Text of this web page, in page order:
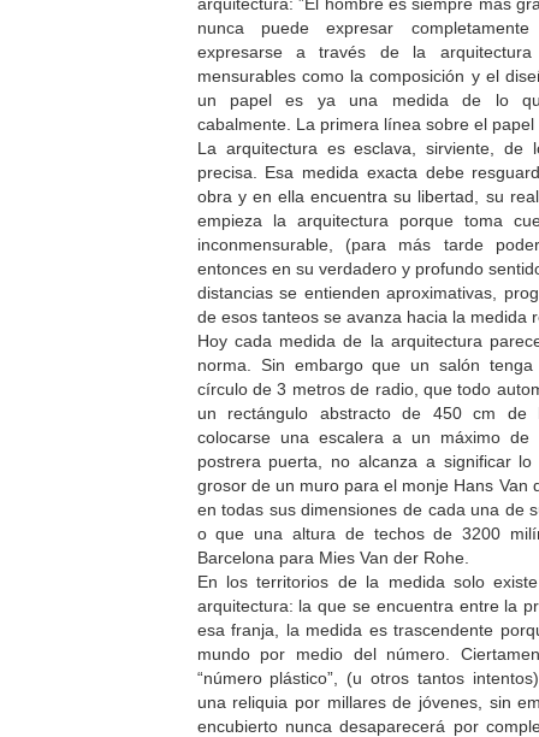
nunca puede expresar
expresarse a través de la
mensurables como la composición y el
un papel es ya una medida de lo
cabalmente. La primera línea sobre el papel
La arquitectura es esclava, sirviente, de
precisa. Esa medida exacta debe
obra y en ella encuentra su libertad, su
empieza la arquitectura porque toma
inconmensurable, (para más tarde
entonces en su verdadero y profundo
distancias se entienden aproximativas,
de esos tanteos se avanza hacia la medida
Hoy cada medida de la arquitectura
norma. Sin embargo que un salón
círculo de 3 metros de radio, que todo
un rectángulo abstracto de 450 cm
colocarse una escalera a un máximo
postrera puerta, no alcanza a significar
grosor de un muro para el monje Hans Van
en todas sus dimensiones de cada una de
o que una altura de techos de 3200
Barcelona para Mies Van der Rohe.
En los territorios de la medida solo
arquitectura: la que se encuentra entre la
esa franja, la medida es trascendente
mundo por medio del número.
“número plástico”, (u otros tantos
una reliquia por millares de jóvenes, sin
encubierto nunca desaparecerá por